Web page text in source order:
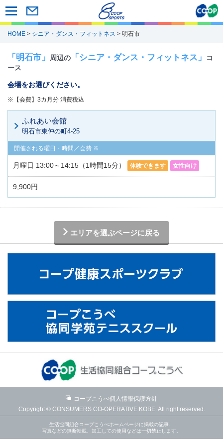
HOME > シニア・ダンス・フィットネス > 明石市
「明石市」 周辺の 「シニア・ダンス・フィットネス」
コ
ース
会場をお選びください。
※【会費】3カ月分 消費税込
ふれあい会館
明石市東仲の町4-25
月曜日 13:00～14:15（1時間15分） 体験できます 女性向け
9,900円
エリアを選ぶページに戻る
コープこうべ個人情報保護方針
Copyright © CONSUMERS CO-OPERATIVE KOBE. All right reserved.
生活協同組合コープこうべホームページに掲載の記事、
写真などの無断転載、加工しての使用などは一切禁止します。